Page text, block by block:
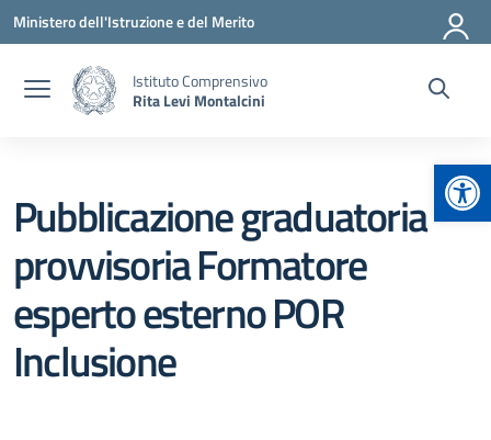
Vai ai contenuti
Vai al menu di navigazione
Vai al footer
Ministero dell'Istruzione e del Merito
Istituto Comprensivo
Rita Levi Montalcini
Pubblicazione graduatoria
provvisoria Formatore
esperto esterno POR
Inclusione